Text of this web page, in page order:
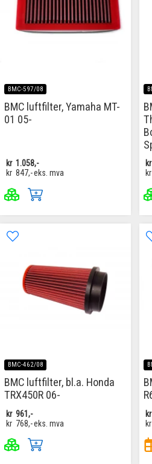
BMC-597/08
BMC luftfilter, Yamaha MT-
01 05-
kr 1.058,-
kr 847,-eks. mva
kr
kr
BMC-462/08
BMC luftfilter, bl.a. Honda
TRX450R 06-
kr 961,-
kr 768,-eks. mva
kr
kr